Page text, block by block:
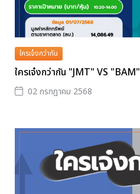
ใครเจ๋งกว่ากัน
ใครเจ๋งกว่ากัน "JMT" VS "BAM"
02 กรกฎาคม 2568